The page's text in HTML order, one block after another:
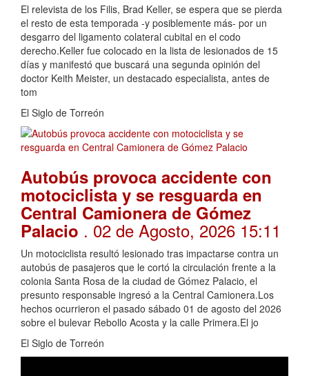
El relevista de los Filis, Brad Keller, se espera que se pierda
el resto de esta temporada -y posiblemente más- por un
desgarro del ligamento colateral cubital en el codo
derecho.Keller fue colocado en la lista de lesionados de 15
días y manifestó que buscará una segunda opinión del
doctor Keith Meister, un destacado especialista, antes de
tom
El Siglo de Torreón
Autobús provoca accidente con
motociclista y se resguarda en
Central Camionera de Gómez
Palacio . 02 de Agosto, 2026 15:11
Un motociclista resultó lesionado tras impactarse contra un
autobús de pasajeros que le cortó la circulación frente a la
colonia Santa Rosa de la ciudad de Gómez Palacio, el
presunto responsable ingresó a la Central Camionera.Los
hechos ocurrieron el pasado sábado 01 de agosto del 2026
sobre el bulevar Rebollo Acosta y la calle Primera.El jo
El Siglo de Torreón